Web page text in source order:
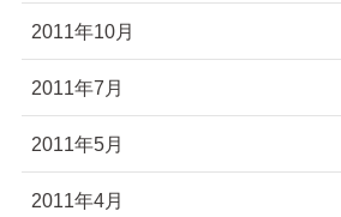
2011年10月
2011年7月
2011年5月
2011年4月